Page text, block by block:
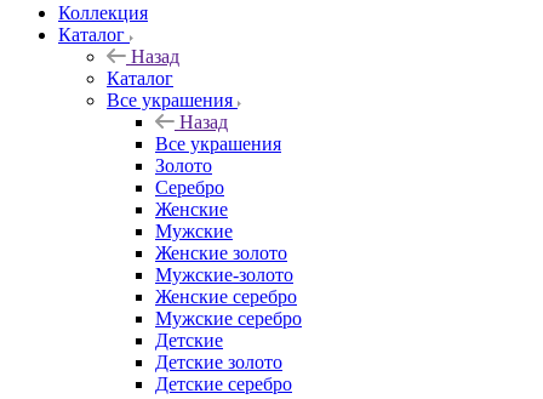
Коллекция
Каталог
Назад
Каталог
Все украшения
Назад
Все украшения
Золото
Серебро
Женские
Мужские
Женские золото
Мужские-золото
Женские серебро
Мужские серебро
Детские
Детские золото
Детские серебро